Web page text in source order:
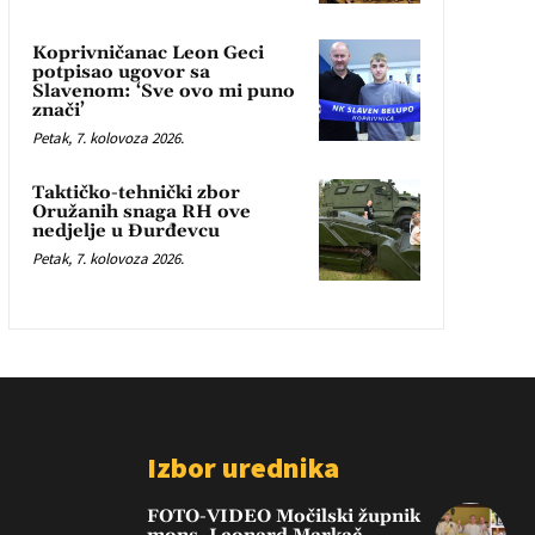
Koprivničanac Leon Geci
potpisao ugovor sa
Slavenom: ‘Sve ovo mi puno
znači’
Petak, 7. kolovoza 2026.
Taktičko-tehnički zbor
Oružanih snaga RH ove
nedjelje u Đurđevcu
Petak, 7. kolovoza 2026.
Izbor urednika
FOTO-VIDEO Močilski župnik